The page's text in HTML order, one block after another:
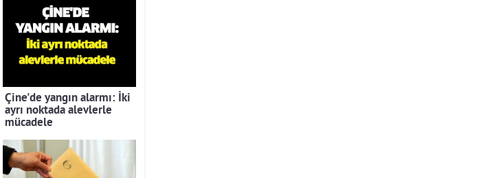
Çine'de yangın alarmı: İki
ayrı noktada alevlerle
mücadele